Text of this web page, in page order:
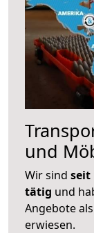
und
Wir sind seit
tätig und
Angebote
erwiesen.